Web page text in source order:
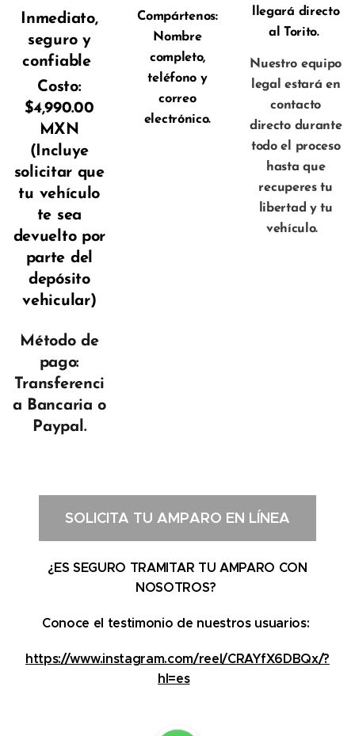
Inmediato,
seguro y
confiable
Costo:
$4,990.00
MXN
(Incluye
solicitar que
tu vehículo
te sea
devuelto por
parte del
depósito
vehicular)
Método de
pago:
Transferenci
a Bancaria o
Paypal.
Compártenos:
Nombre
completo,
teléfono y
correo
electrónico.
llegará directo
al Torito.
Nuestro equipo
legal estará en
contacto
directo durante
todo el proceso
hasta que
recuperes tu
libertad y tu
vehículo.
SOLICITA TU AMPARO EN LÍNEA
¿ES SEGURO TRAMITAR TU AMPARO CON
NOSOTROS?
Conoce el testimonio de nuestros usuarios:
https://www.instagram.com/reel/CRAYfX6DBQx/?
hl=es